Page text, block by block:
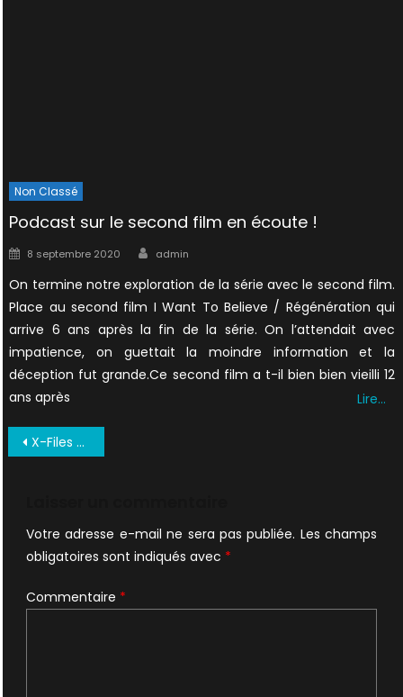
Non Classé
Podcast sur le second film en écoute !
Posted
8 septembre 2020 Author
admin
On termine notre exploration de la série avec le second film.
Place au second film I Want To Believe / Régénération qui
arrive 6 ans après la fin de la série. On l’attendait avec
impatience, on guettait la moindre information et la
déception fut grande.Ce second film a t-il bien bien vieilli 12
ans après
Lire…
Navigation
X-Files a 25 ans, commandez la Version Longue du documentaire X-Philes, ils voulaient croire
Votre adresse e-mail ne sera pas publiée. Les champs
obligatoires sont indiqués avec *
Commentaire *